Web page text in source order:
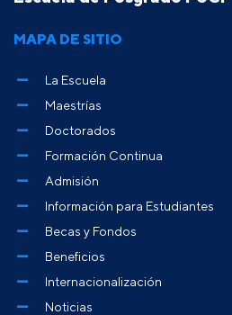
MAPA DE SITIO
La Escuela
Maestrías
Doctorados
Formación Continua
Admisión
Información para Estudiantes
Becas y Fondos
Beneficios
Internacionalización
Noticias